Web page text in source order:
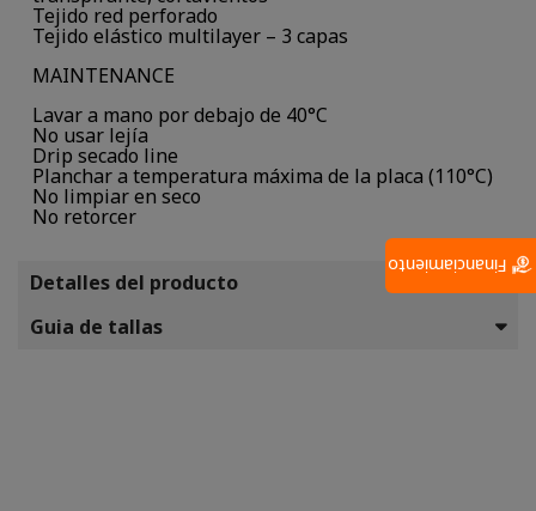
Tejido red perforado
Tejido elástico multilayer – 3 capas
MAINTENANCE
Lavar a mano por debajo de 40°C
No usar lejía
Drip secado line
Planchar a temperatura máxima de la placa (110°C)
No limpiar en seco
No retorcer
Detalles del producto
Guia de tallas
Financiamiento